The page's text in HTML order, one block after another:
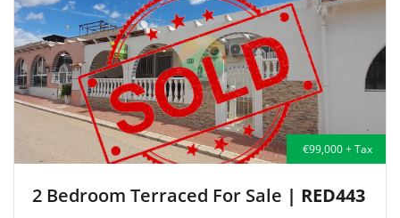
€99,000 + Tax
2 Bedroom Terraced For Sale | RED443